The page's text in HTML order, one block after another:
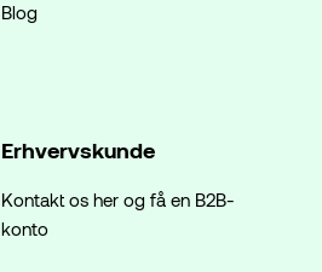
Blog
Erhvervskunde
Kontakt os her og få en B2B-
konto